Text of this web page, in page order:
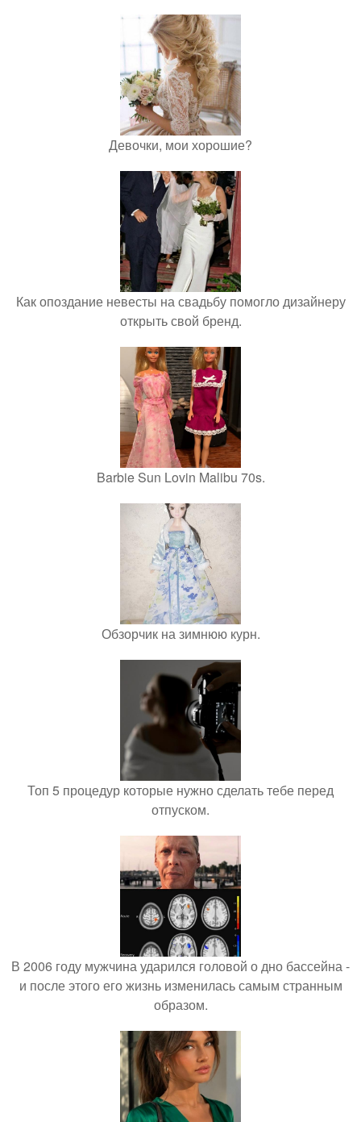
Девочки, мои хорошие?
Как опоздание невесты на свадьбу помогло дизайнеру
открыть свой бренд.
Barbie Sun Lovin Malibu 70s.
Обзорчик на зимнюю курн.
Топ 5 процедур которые нужно сделать тебе перед
отпуском.
В 2006 году мужчина ударился головой о дно бассейна -
и после этого его жизнь изменилась самым странным
образом.